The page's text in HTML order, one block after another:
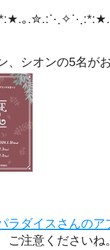
｡
、シオンの5名が
ラダイスさんのア
ご注意くださいね